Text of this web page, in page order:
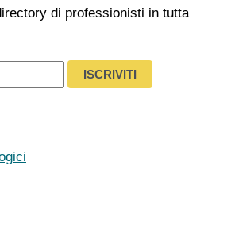
di professionisti in tutta
ISCRIVITI